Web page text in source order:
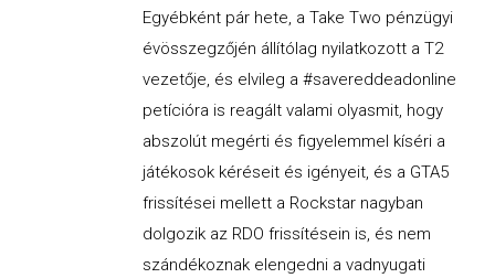
Egyébként pár hete, a Take Two pénzügyi
évösszegzőjén állítólag nyilatkozott a T2
vezetője, és elvileg a #savereddeadonline
petícióra is reagált valami olyasmit, hogy
abszolút megérti és figyelemmel kíséri a
játékosok kéréseit és igényeit, és a GTA5
frissítései mellett a Rockstar nagyban
dolgozik az RDO frissítésein is, és nem
szándékoznak elengedni a vadnyugati